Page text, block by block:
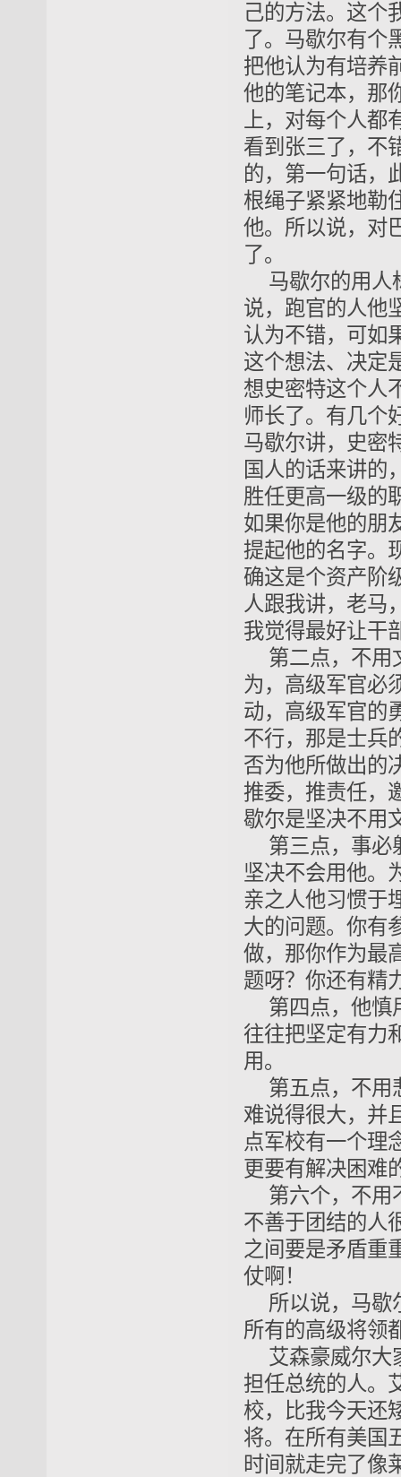
己的方法。这个
了。马歇尔有个
把他认为有培养
他的笔记本，那
上，对每个人
看到张三了，不
的，第一句话，
根绳子紧紧地勒
他。所以说，对
了。
马歇尔的用人
说，跑官的人他
认为不错，可如
这个想法、决定
想史密特这个人
师长了。有几个
马歇尔讲，史密
国人的话来讲的
胜任更高一级的
如果你是他的朋
提起他的名字。
确这是个资产阶
人跟我讲，老马
我觉得最好让干
第二点，不用
为，高级军官必
动，高级军官的
不行，那是士兵
否为他所做出的
推委，推责任，
歇尔是坚决不用
第三点，事必
坚决不会用他。
亲之人他习惯于
大的问题。你有
做，那你作为最
题呀？你还有精
第四点，他慎
往往把坚定有力
用。
第五点，不用
难说得很大，并
点军校有一个理
更要有解决困难
第六个，不用
不善于团结的人
之间要是矛盾重
仗啊！
所以说，马歇
所有的高级将领
艾森豪威尔大
担任总统的人。
校，比我今天还
将。在所有美国
时间就走完了像